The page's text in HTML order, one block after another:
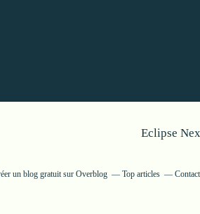
Eclipse
un blog gratuit sur Overblog Top articles Contact